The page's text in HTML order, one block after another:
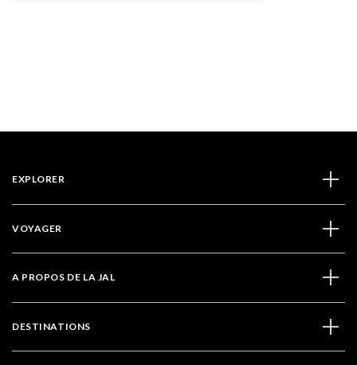
EXPLORER
VOYAGER
A PROPOS DE LA JAL
DESTINATIONS